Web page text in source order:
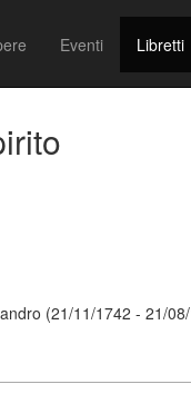
Eventi Libretti
(21/11/1742 - 21/